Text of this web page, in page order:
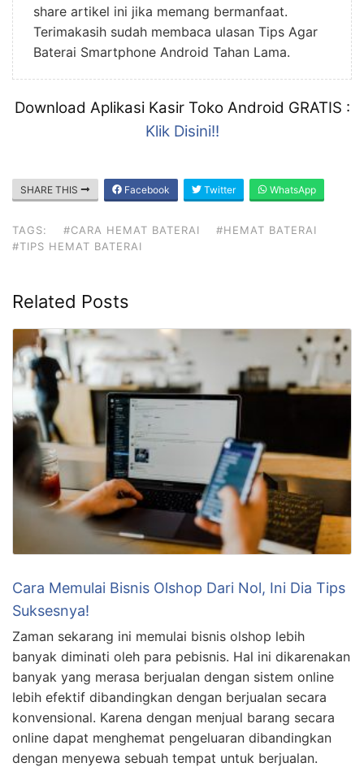
share artikel ini jika memang bermanfaat.
Terimakasih sudah membaca ulasan Tips Agar
Baterai Smartphone Android Tahan Lama.
Download Aplikasi Kasir Toko Android GRATIS :
Klik Disini!!
SHARE THIS Facebook Twitter WhatsApp
TAGS: #CARA HEMAT BATERAI
#HEMAT BATERAI
#TIPS HEMAT BATERAI
Related Posts
Cara Memulai Bisnis Olshop Dari Nol, Ini Dia Tips
Suksesnya!
Zaman sekarang ini memulai bisnis olshop lebih
banyak diminati oleh para pebisnis. Hal ini dikarenakan
banyak yang merasa berjualan dengan sistem online
lebih efektif dibandingkan dengan berjualan secara
konvensional. Karena dengan menjual barang secara
online dapat menghemat pengeluaran dibandingkan
dengan menyewa sebuah tempat untuk berjualan.